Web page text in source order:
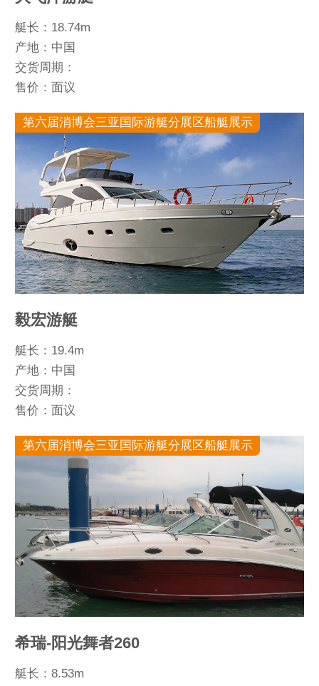
艇长：18.74m
产地：中国
交货周期：
售价：面议
第六届消博会三亚国际游艇分展区船艇展示
毅宏游艇
艇长：19.4m
产地：中国
交货周期：
售价：面议
第六届消博会三亚国际游艇分展区船艇展示
希瑞-阳光舞者260
艇长：8.53m